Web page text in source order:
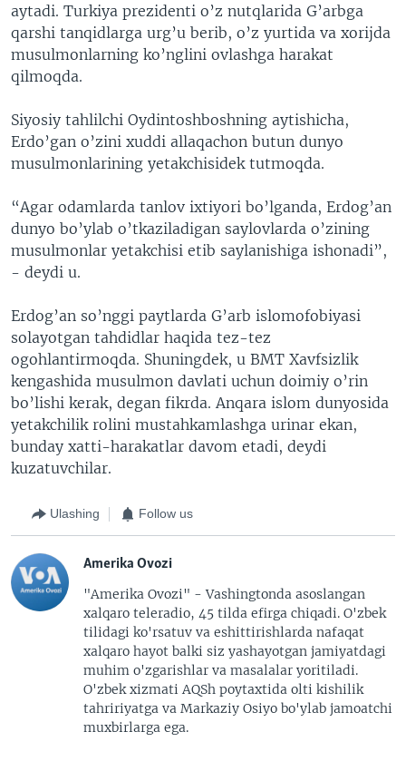
aytadi. Turkiya prezidenti o’z nutqlarida G’arbga
qarshi tanqidlarga urg’u berib, o’z yurtida va xorijda
musulmonlarning ko’nglini ovlashga harakat
qilmoqda.
Siyosiy tahlilchi Oydintoshboshning aytishicha,
Erdo’gan o’zini xuddi allaqachon butun dunyo
musulmonlarining yetakchisidek tutmoqda.
“Agar odamlarda tanlov ixtiyori bo’lganda, Erdog’an
dunyo bo’ylab o’tkaziladigan saylovlarda o’zining
musulmonlar yetakchisi etib saylanishiga ishonadi”,
- deydi u.
Erdog’an so’nggi paytlarda G’arb islomofobiyasi
solayotgan tahdidlar haqida tez-tez
ogohlantirmoqda. Shuningdek, u BMT Xavfsizlik
kengashida musulmon davlati uchun doimiy o’rin
bo’lishi kerak, degan fikrda. Anqara islom dunyosida
yetakchilik rolini mustahkamlashga urinar ekan,
bunday xatti-harakatlar davom etadi, deydi
kuzatuvchilar.
Ulashing Follow us
Amerika Ovozi
"Amerika Ovozi" - Vashingtonda asoslangan
xalqaro teleradio, 45 tilda efirga chiqadi. O'zbek
tilidagi ko'rsatuv va eshittirishlarda nafaqat
xalqaro hayot balki siz yashayotgan jamiyatdagi
muhim o'zgarishlar va masalalar yoritiladi.
O'zbek xizmati AQSh poytaxtida olti kishilik
tahririyatga va Markaziy Osiyo bo'ylab jamoatchi
muxbirlarga ega.